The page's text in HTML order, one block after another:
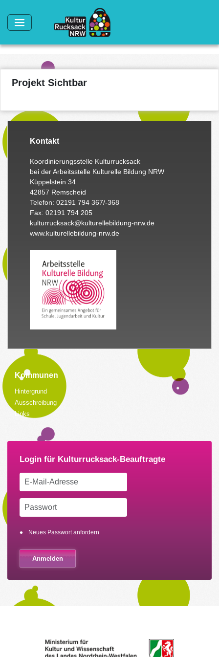
Projekt Sichtbar
Kontakt
Koordinierungsstelle Kulturrucksack
bei der Arbeitsstelle Kulturelle Bildung NRW
Küppelstein 34
42857 Remscheid
Telefon: 02191 794 367/-368
Fax: 02191 794 205
kulturrucksack@kulturellebildung-nrw.de
www.kulturellebildung-nrw.de
Kommunen
Hintergrund
Ausschreibung
Links
Neues Passwort anfordern